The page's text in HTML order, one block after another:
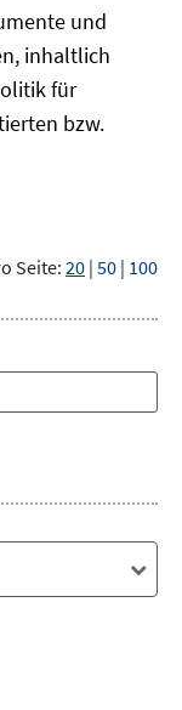
und
inhaltlich
für
bzw.
Seite:20 | 50 | 100